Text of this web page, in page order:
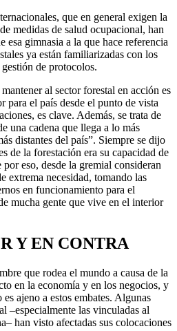
que en general exigen la
medidas de salud ocupacional, han
esa gimnasia a la que hace referencia
ya están familiarizadas con los
de protocolos.
al sector forestal en acción es
para el país desde el punto de vista
es clave. Además, se trata de
una cadena que llega a lo más
distantes del país”. Siempre se dijo
de la forestación era su capacidad de
eso, desde la gremial consideran
extrema necesidad, tomando las
en funcionamiento para el
mucha gente que vive en el interior
Y EN CONTRA
que rodea el mundo a causa de la
en la economía y en los negocios, y
ajeno a estos embates. Algunas
–especialmente las vinculadas al
han visto afectadas sus colocaciones